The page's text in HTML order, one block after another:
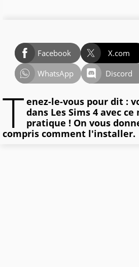
Facebook X.com
WhatsApp
Discord
T enez-le-vous pour dit :
dans Les Sims 4 avec
pratique ! On vous
compris comment l'installer.